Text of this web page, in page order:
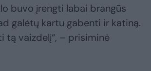
buvo įrengti labai brangūs
galėtų kartu gabenti ir katiną.
tą vaizdelį“, – prisiminė